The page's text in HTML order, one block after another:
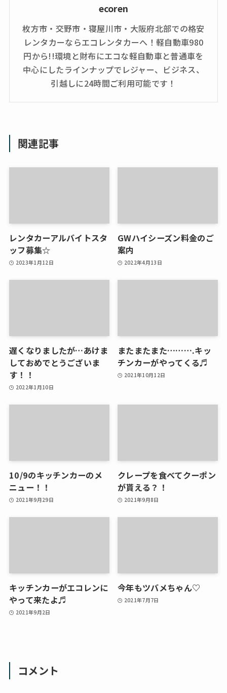
ecoren
枚方市・交野市・寝屋川市・大阪府北部での格安
レンタカーならエコレンタカーへ！軽自動車980
円から!!環境と財布にエコな軽自動車と普通車を
中心にしたラインナップでレジャー、ビジネス、
引越しに24時間ご利用可能です！
関連記事
レンタカーアルバイトスタ
ッフ募集☆
2023年1月12日
GWハイシーズン料金のご
案内
2022年4月13日
遅くなりましたが…あけま
しておめでとうございま
す！！
2022年1月10日
またまたまた……….キッ
チンカーがやってくる♬
2021年10月12日
10/9のキッチンカーのメ
ニュー！！
2021年9月29日
クレープを食べてクーポン
が貰える？！
2021年9月8日
キッチンカーがエコレンに
やって来たよ♬
2021年9月2日
今年もツバメちゃん♡
2021年7月7日
コメント